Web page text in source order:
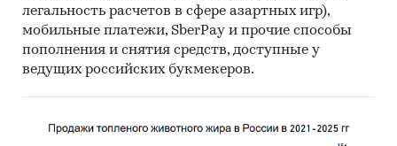
аналитика
Прогноз ГидМаркет. Современные
статистические методы прогнозирования с
Отчет отражает мнение авторов и не является
легальность расчетов в сфере азартных игр),
мобильные платежи, SberPay и прочие способы
пополнения и снятия средств, доступные у
ведущих российских букмекеров.